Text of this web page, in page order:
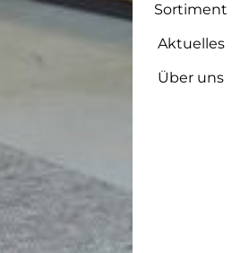
Sortiment
Aktuelles
Über uns